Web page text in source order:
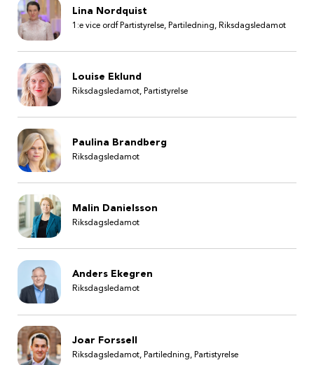
Lina Nordquist
1:e vice ordf Partistyrelse, Partiledning, Riksdagsledamot
Louise Eklund
Riksdagsledamot, Partistyrelse
Paulina Brandberg
Riksdagsledamot
Malin Danielsson
Riksdagsledamot
Anders Ekegren
Riksdagsledamot
Joar Forssell
Riksdagsledamot, Partiledning, Partistyrelse